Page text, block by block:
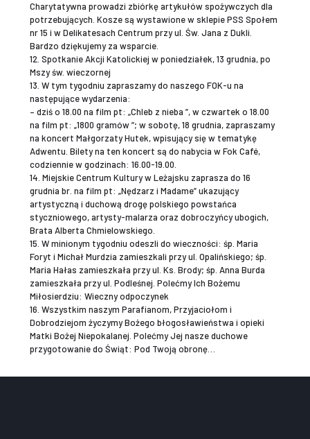
Charytatywna prowadzi zbiórkę artykułów spożywczych dla
potrzebujących. Kosze są wystawione w sklepie PSS Społem
nr 15 i w Delikatesach Centrum przy ul. Św. Jana z Dukli.
Bardzo dziękujemy za wsparcie.
12. Spotkanie Akcji Katolickiej w poniedziałek, 13 grudnia, po
Mszy św. wieczornej
13. W tym tygodniu zapraszamy do naszego FOK-u na
następujące wydarzenia:
– dziś o 18.00 na film pt: „Chleb z nieba ”, w czwartek o 18.00
na film pt: „1800 gramów ”; w sobotę, 18 grudnia, zapraszamy
na koncert Małgorzaty Hutek, wpisujący się w tematykę
Adwentu. Bilety na ten koncert są do nabycia w Fok Café,
codziennie w godzinach: 16.00-19.00.
14. Miejskie Centrum Kultury w Leżajsku zaprasza do 16
grudnia br. na film pt: „Nędzarz i Madame” ukazujący
artystyczną i duchową drogę polskiego powstańca
styczniowego, artysty-malarza oraz dobroczyńcy ubogich,
Brata Alberta Chmielowskiego.
15. W minionym tygodniu odeszli do wieczności: śp. Maria
Foryt i Michał Murdzia zamieszkali przy ul. Opalińskiego; śp.
Maria Hałas zamieszkała przy ul. Ks. Brody; śp. Anna Burda
zamieszkała przy ul. Podleśnej. Polećmy Ich Bożemu
Miłosierdziu: Wieczny odpoczynek
16. Wszystkim naszym Parafianom, Przyjaciołom i
Dobrodziejom życzymy Bożego błogosławieństwa i opieki
Matki Bożej Niepokalanej. Polećmy Jej nasze duchowe
przygotowanie do Świąt: Pod Twoją obronę…